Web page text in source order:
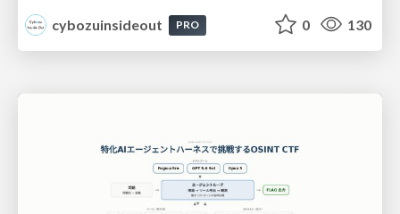
cybozuinsideout
PRO 0 130